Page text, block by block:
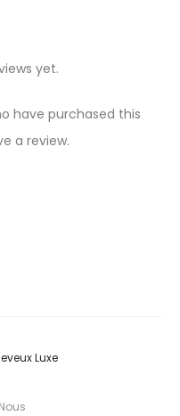
yet.
have purchased this
a review.
Luxe